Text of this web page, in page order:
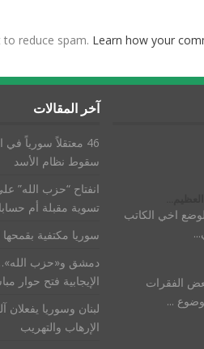
to reduce spam. Learn how your
آخر المقالات
46 معتقلاً سورياً
سقوط نظام الأسد
انفتاح “حزب الله”
تسوية مقبلة أم
سوريا مكتفية
دمشق و«حزب
الإيجابية فتح حوار
لبنان وسوريا يفعلان
الإرهاب والتهريب
اخي الكاتب
الفقرات
...